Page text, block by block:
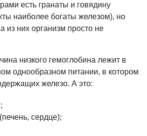
есть гранаты и говядину
наиболее богаты железом), но
из них организм просто не
низкого гемоглобина лежит в
однообразном питании, в котором
железо. А это:
сердце);